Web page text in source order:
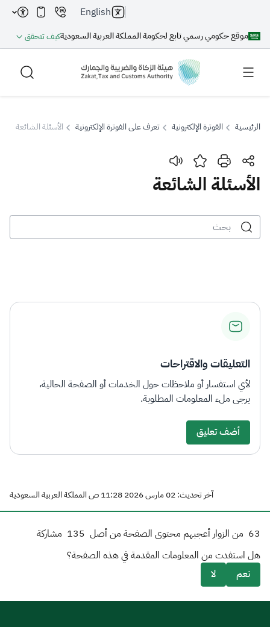
موقع حكومي رسمي تابع لحكومة المملكة العربية السعوديةكيف تتحقق
English
بحث
الرئيسية الفوترة الإلكترونية تعرف على الفوترة الإلكترونية الأسئلة الشائعة
الأسئلة الشائعة
التعليقات والاقتراحات
لأي استفسار أو ملاحظات حول الخدمات أو الصفحة الحالية،
يرجى ملء المعلومات المطلوبة.
أضف تعليق
آخر تحديث: 02 مارس 2026 11:28 ص المملكة العربية السعودية
63 من الزوار أعجبهم محتوى الصفحة من أصل 135 مشاركة
هل استفدت من المعلومات المقدمة في هذه الصفحة؟
نعم
لا